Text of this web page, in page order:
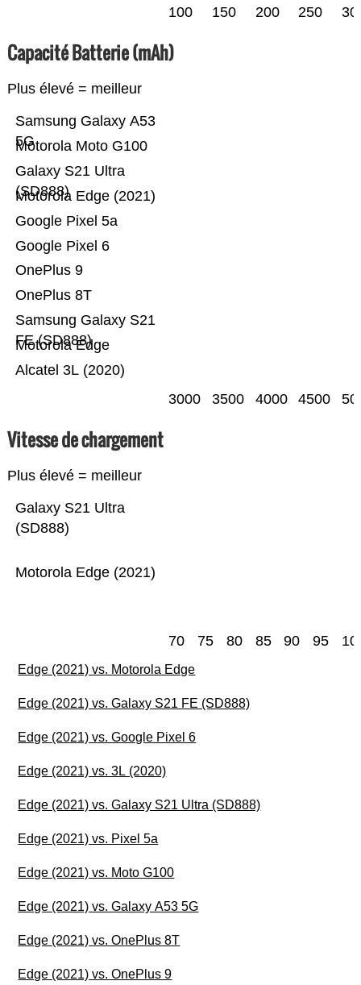
100 150 200 250
Capacité Batterie (mAh)
Plus élevé = meilleur
Alcatel 3L (2020)
Motorola Edge
Samsung Galaxy S21
FE (SD888)
OnePlus 8T
OnePlus 9
Google Pixel 6
Google Pixel 5a
Motorola Edge (2021)
Galaxy S21 Ultra
(SD888)
Motorola Moto G100
Samsung Galaxy A53
5G
3000 3500 4000 4500
Vitesse de chargement
Plus élevé = meilleur
Motorola Edge (2021)
Galaxy S21 Ultra
(SD888)
70 75 80 85 90 95
Edge (2021) vs. Motorola Edge
Edge (2021) vs. Galaxy S21 FE (SD888)
Edge (2021) vs. Google Pixel 6
Edge (2021) vs. 3L (2020)
Edge (2021) vs. Galaxy S21 Ultra (SD888)
Edge (2021) vs. Pixel 5a
Edge (2021) vs. Moto G100
Edge (2021) vs. Galaxy A53 5G
Edge (2021) vs. OnePlus 8T
Edge (2021) vs. OnePlus 9